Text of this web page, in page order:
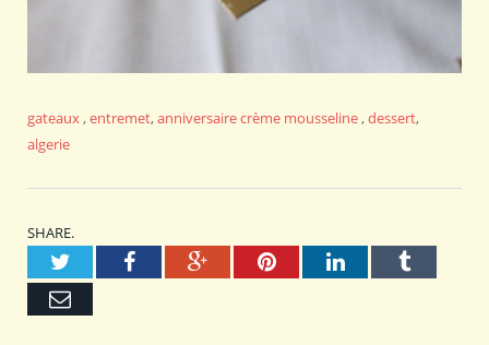
gateaux,entremet,anniversairecrème mousseline,dessert,
algerie
SHARE.
TwitterFacebookGoogle+PinterestLinkedInTumblr
Email